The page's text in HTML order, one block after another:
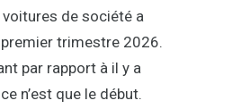
de société a
trimestre 2026.
par rapport à il y a
n’est que le début.